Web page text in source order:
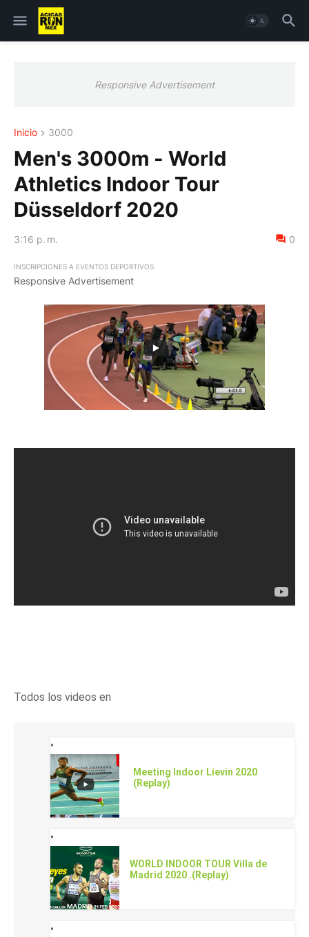
Responsive Advertisement
Inicio 3000
Men's 3000m - World
Athletics Indoor Tour
Düsseldorf 2020
3:16 p. m. 0
INSCRIPCIONES A EVENTOS DEPORTIVOS
Responsive Advertisement
Todos los videos en
Meeting Indoor Lievin 2020
(Replay)
WORLD INDOOR TOUR Villa de
Madrid 2020 .(Replay)